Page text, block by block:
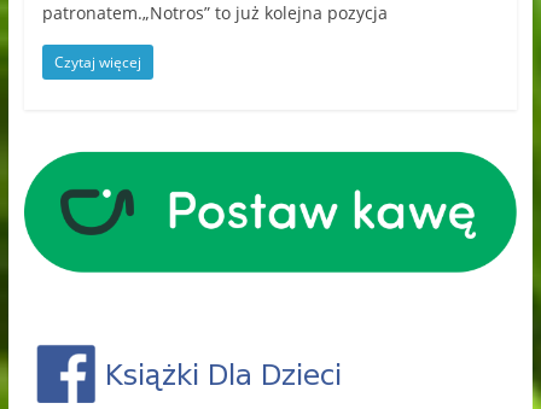
patronatem.„Notros” to już kolejna pozycja
Czytaj więcej